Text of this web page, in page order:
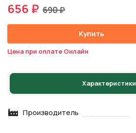
656 ₽ 690 ₽
Купить
Цена при оплате Онлайн
Характеристики
Производитель